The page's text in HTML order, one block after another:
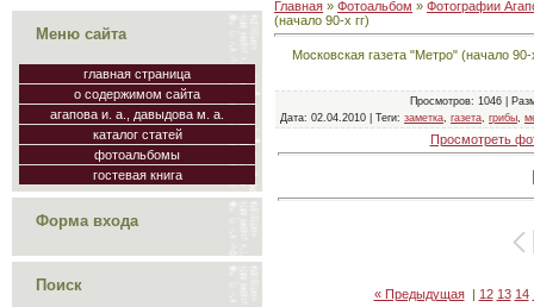
Меню сайта
главная страница
о содержимом сайта
агапова и. а., давыдова м. а.
каталог статей
фотоальбомы
гостевая книга
Форма входа
Поиск
Главная » Фотоальбом » Фотографии
(начало 90-х гг)
Московская газета "Метро" (начало
Просмотров: 1046 |
Дата: 02.04.2010 | Теги: заметка газета грибы
Просмотреть
« Предыдущая| 12 13 14